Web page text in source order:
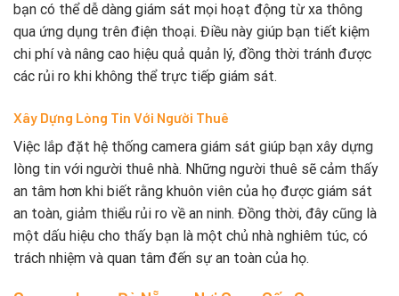
bạn có thể dễ dàng giám sát mọi hoạt động từ xa thông
qua ứng dụng trên điện thoại. Điều này giúp bạn tiết kiệm
chi phí và nâng cao hiệu quả quản lý, đồng thời tránh được
các rủi ro khi không thể trực tiếp giám sát.
Xây Dựng Lòng Tin Với Người Thuê
Việc lắp đặt hệ thống camera giám sát giúp bạn xây dựng
lòng tin với người thuê nhà. Những người thuê sẽ cảm thấy
an tâm hơn khi biết rằng khuôn viên của họ được giám sát
an toàn, giảm thiểu rủi ro về an ninh. Đồng thời, đây cũng là
một dấu hiệu cho thấy bạn là một chủ nhà nghiêm túc, có
trách nhiệm và quan tâm đến sự an toàn của họ.